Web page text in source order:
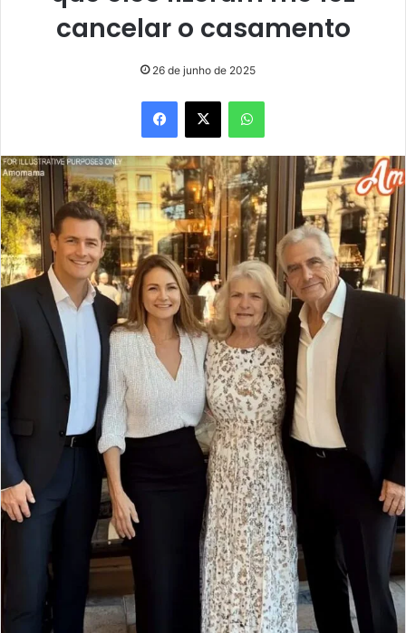
cancelar o casamento
26 de junho de 2025
Facebook
X WhatsApp